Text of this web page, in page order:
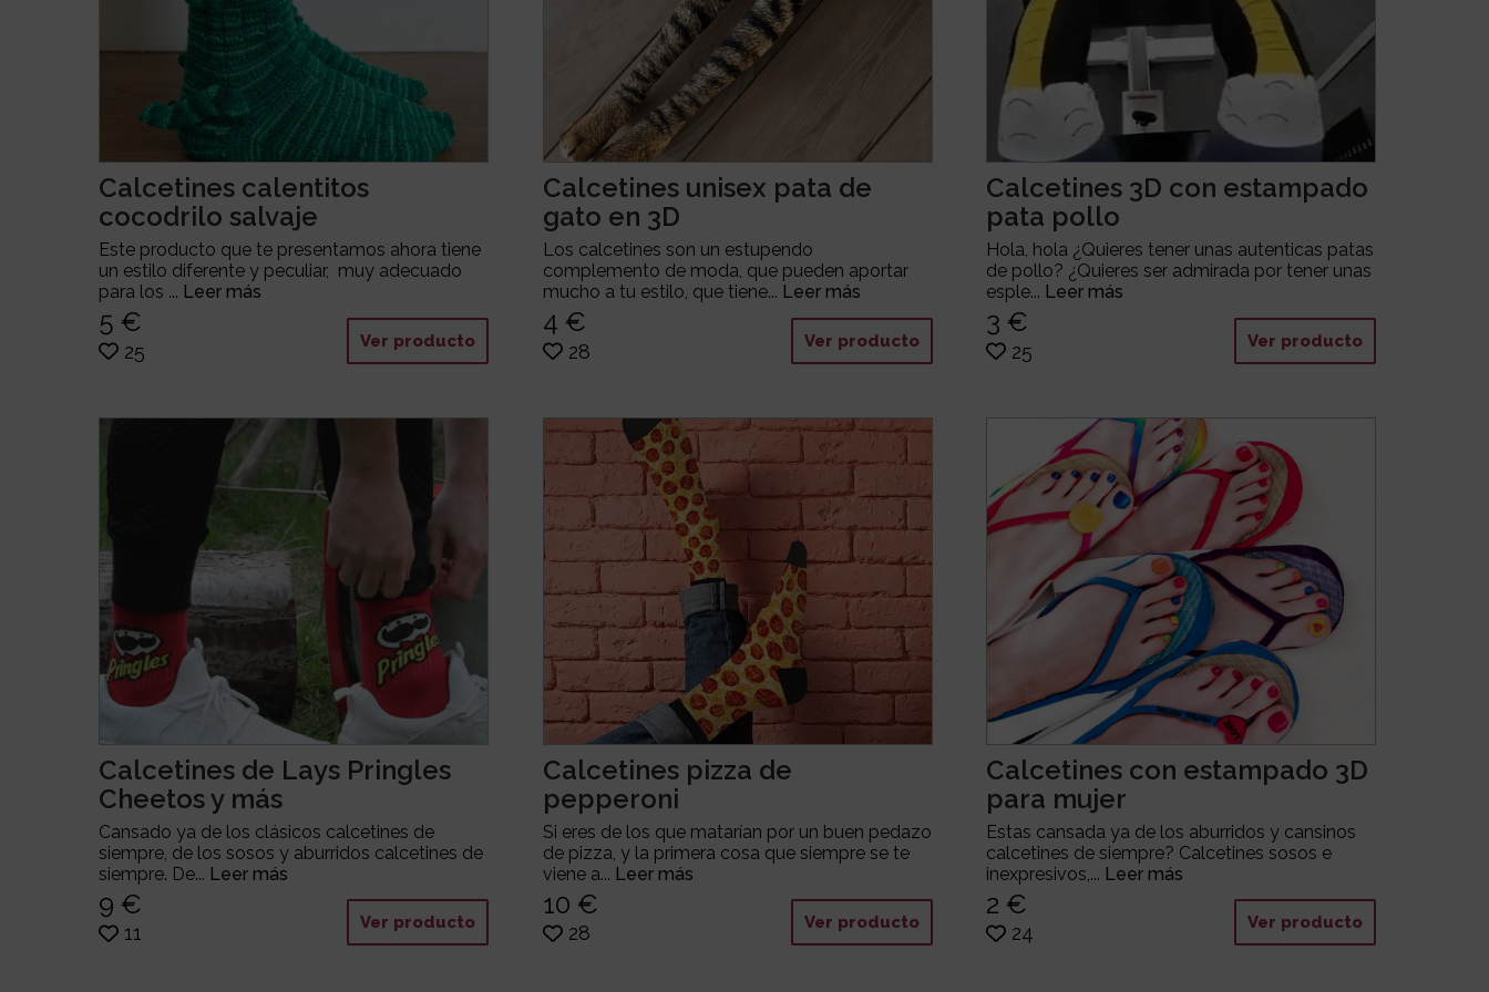
Calcetines calentitos
cocodrilo salvaje
Este producto que te presentamos ahora tiene
un estilo diferente y peculiar, muy adecuado
para los ... Leer más
5 €
25 Ver producto
Calcetines unisex pata de
gato en 3D
Los calcetines son un estupendo
complemento de moda, que pueden aportar
mucho a tu estilo, que tiene... Leer más
4 €
28 Ver producto
Calcetines 3D con estampado
pata pollo
Hola, hola ¿Quieres tener unas autenticas patas
de pollo? ¿Quieres ser admirada por tener unas
esple... Leer más
3 €
25 Ver producto
Calcetines de Lays Pringles
Cheetos y más
Cansado ya de los clásicos calcetines de
siempre, de los sosos y aburridos calcetines de
siempre. De... Leer más
9 €
11 Ver producto
Calcetines pizza de
pepperoni
Si eres de los que matarían por un buen pedazo
de pizza, y la primera cosa que siempre se te
viene a... Leer más
10 €
28 Ver producto
Calcetines con estampado 3D
para mujer
Estas cansada ya de los aburridos y cansinos
calcetines de siempre? Calcetines sosos e
inexpresivos,... Leer más
2 €
24 Ver producto